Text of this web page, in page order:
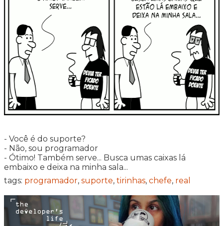
- Você é do suporte?
- Não, sou programador
- Ótimo! Também serve... Busca umas caixas lá
embaixo e deixa na minha sala...
tags: programador, suporte, tirinhas, chefe, real